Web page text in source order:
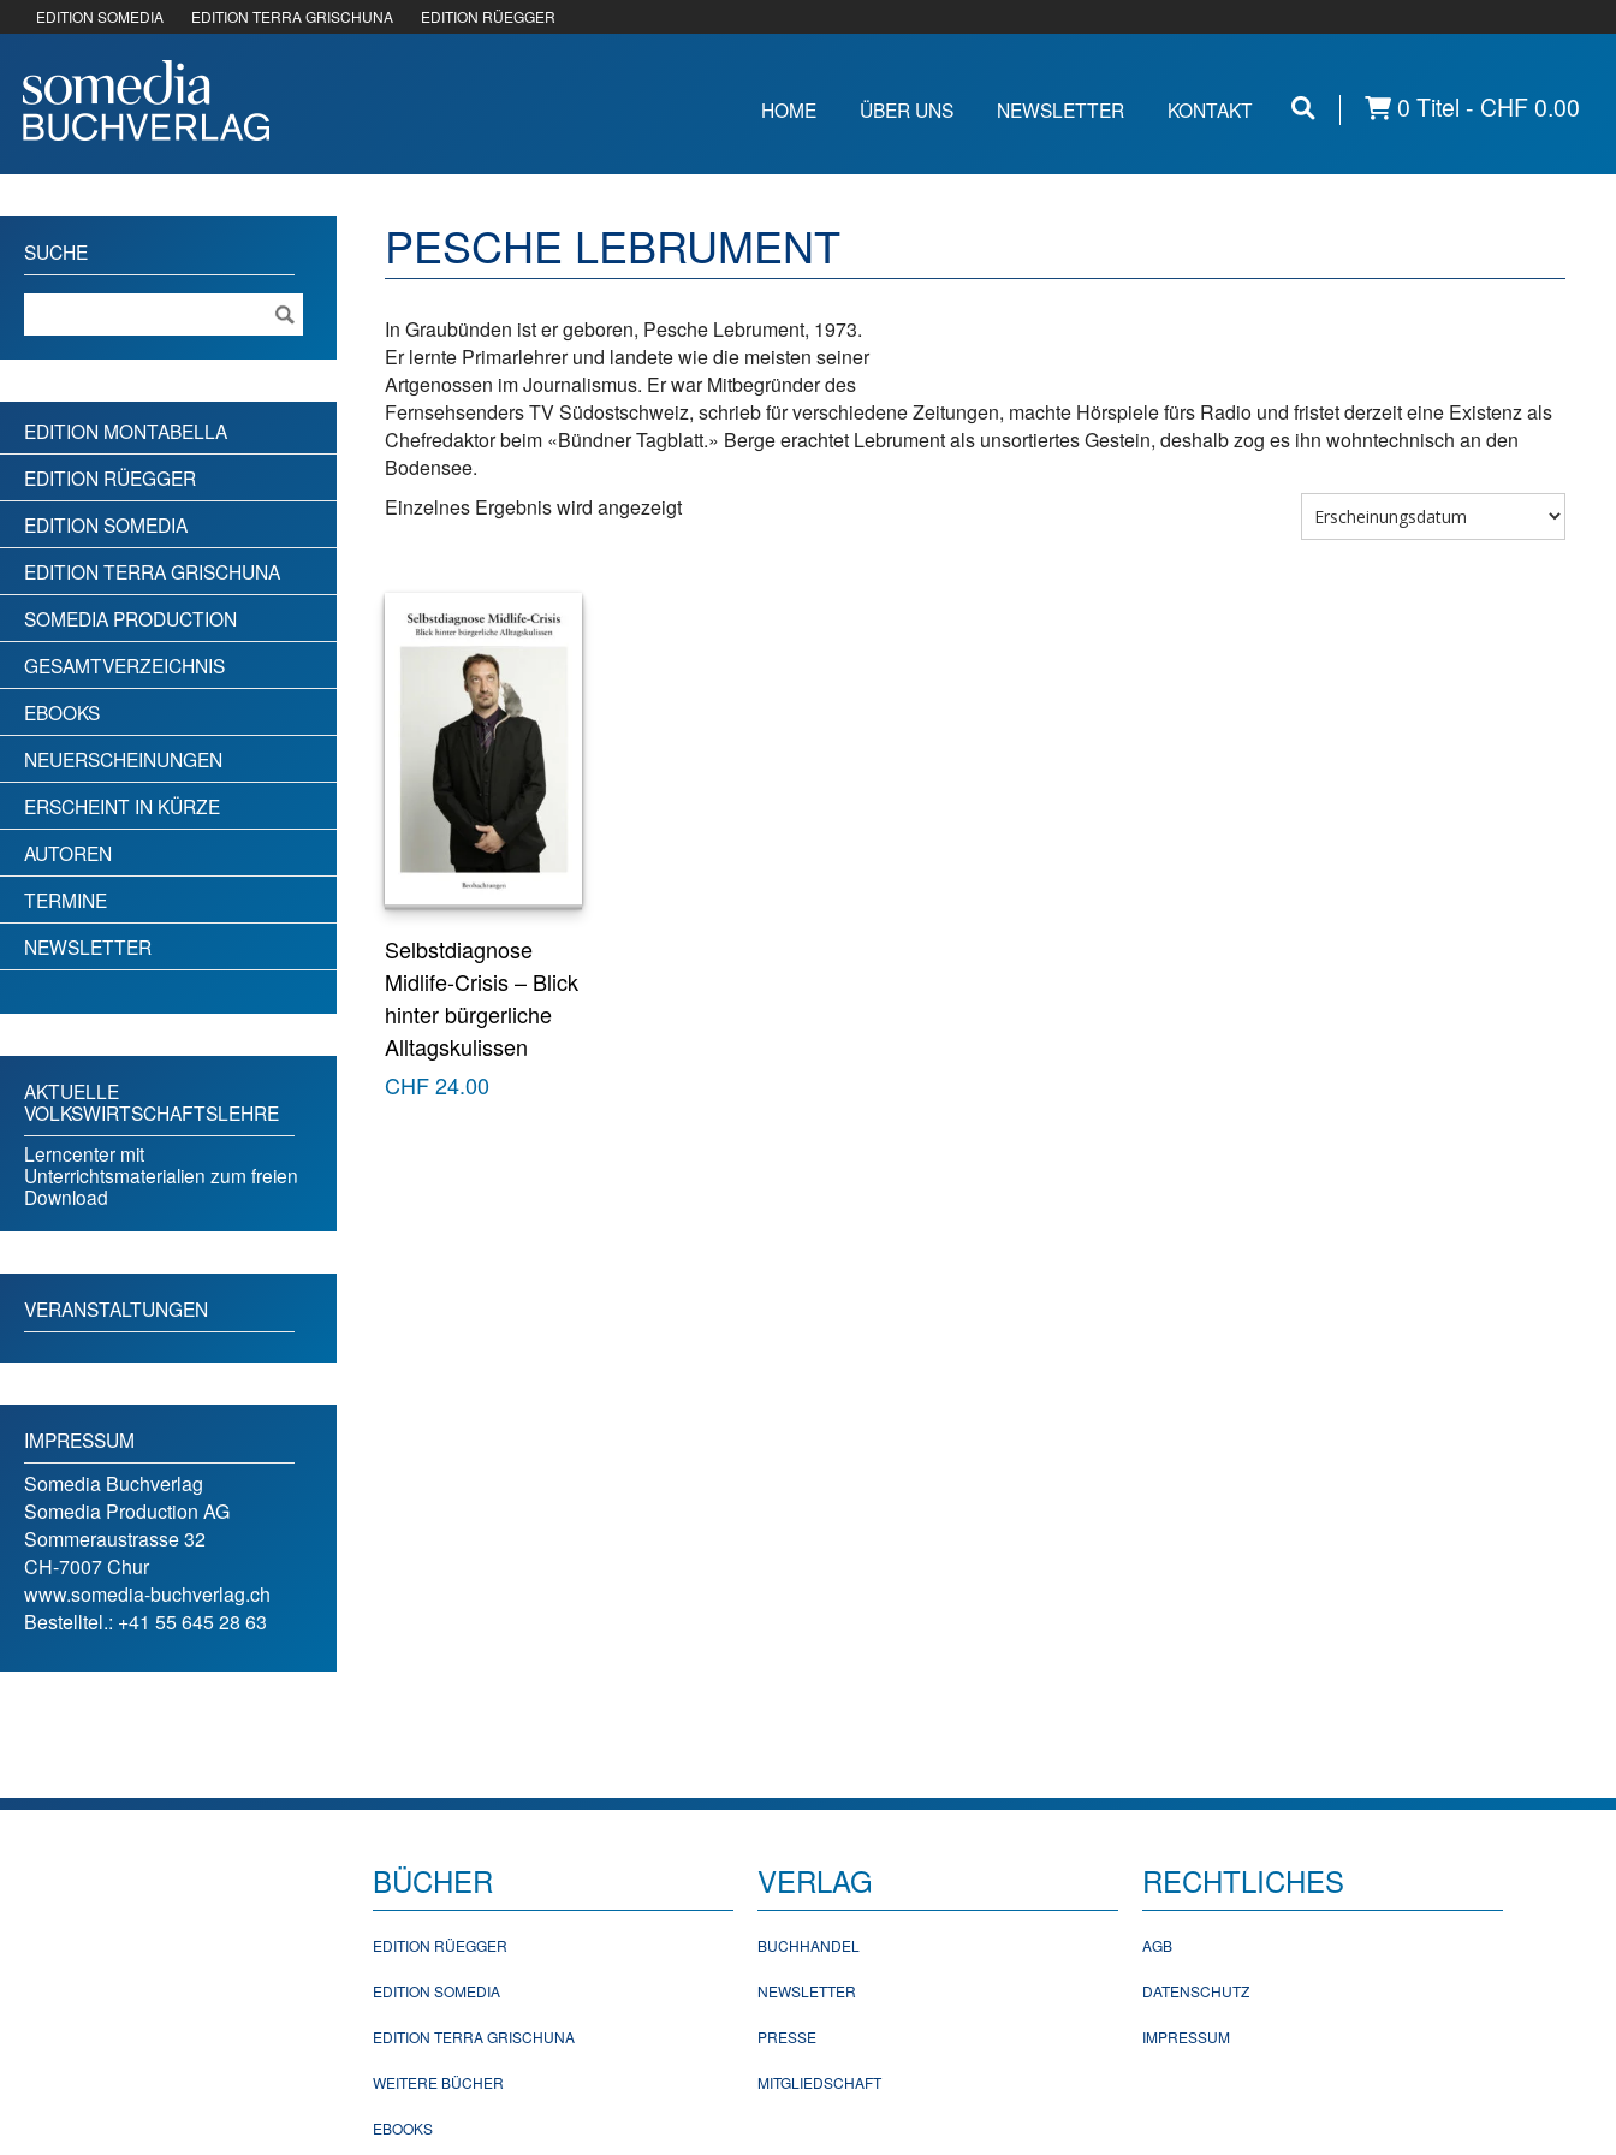
EDITION SOMEDIA EDITION TERRA GRISCHUNA EDITION RÜEGGER
HOME ÜBER UNS NEWSLETTER KONTAKT 0 Titel - CHF0.00
PESCHE LEBRUMENT
In Graubünden ist er geboren, Pesche Lebrument, 1973.
Er lernte Primarlehrer und landete wie die meisten seiner
Artgenossen im Journalismus. Er war Mitbegründer des
Fernsehsenders TV Südostschweiz, schrieb für verschiedene Zeitungen, machte Hörspiele fürs Radio und fristet derzeit eine Existenz als
Chefredaktor beim «Bündner Tagblatt.» Berge erachtet Lebrument als unsortiertes Gestein, deshalb zog es ihn wohntechnisch an den
Bodensee.
Einzelnes Ergebnis wird angezeigt
Selbstdiagnose
Midlife-Crisis – Blick
hinter bürgerliche
Alltagskulissen
CHF24.00
SUCHE
EDITION MONTABELLA
EDITION RÜEGGER
EDITION SOMEDIA
EDITION TERRA GRISCHUNA
SOMEDIA PRODUCTION
GESAMTVERZEICHNIS
EBOOKS
NEUERSCHEINUNGEN
ERSCHEINT IN KÜRZE
AUTOREN
TERMINE
NEWSLETTER
AKTUELLE
VOLKSWIRTSCHAFTSLEHRE
Lerncenter mit
Unterrichtsmaterialien zum freien
Download
VERANSTALTUNGEN
IMPRESSUM
Somedia Buchverlag
Somedia Production AG
Sommeraustrasse 32
CH-7007 Chur
www.somedia-buchverlag.ch
Bestelltel.: +41 55 645 28 63
BÜCHER
EDITION RÜEGGER
EDITION SOMEDIA
EDITION TERRA GRISCHUNA
WEITERE BÜCHER
EBOOKS
VERLAG
BUCHHANDEL
NEWSLETTER
PRESSE
MITGLIEDSCHAFT
RECHTLICHES
AGB
DATENSCHUTZ
IMPRESSUM